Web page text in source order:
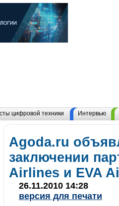
цифровой техники Интервью
Agoda.ru
заключении
Airlines и EVA
26.11.2010 14:28
версия для печати